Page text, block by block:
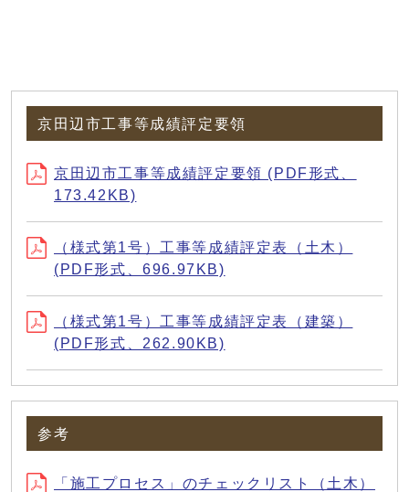
京田辺市工事等成績評定要領
京田辺市工事等成績評定要領 (PDF形式、
173.42KB)
（様式第1号）工事等成績評定表（土木）
(PDF形式、696.97KB)
（様式第1号）工事等成績評定表（建築）
(PDF形式、262.90KB)
参考
「施工プロセス」のチェックリスト（土木）